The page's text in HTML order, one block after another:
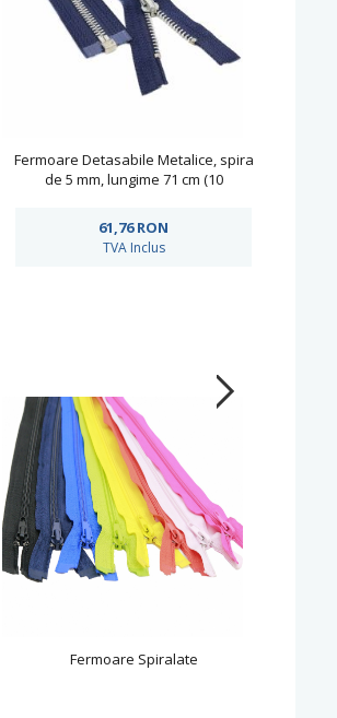
Fermoare Detasabile Metalice, spira
de 5 mm, lungime 71 cm (10
61,76RON
TVA Inclus
Fermoare Spiralate